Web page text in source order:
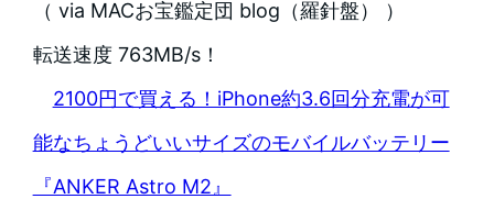
（ via MACお宝鑑定団 blog（羅針盤） ）
転送速度 763MB/s！
2100円で買える！iPhone約3.6回分充電が可
能なちょうどいいサイズのモバイルバッテリー
『ANKER Astro M2』